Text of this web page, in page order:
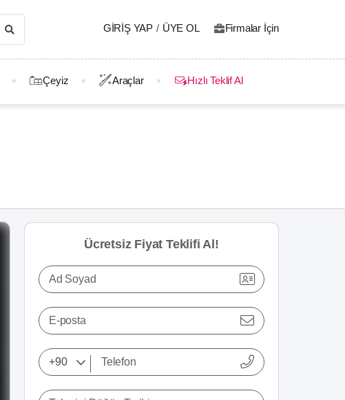
GIRIŞ YAP / ÜYE OL Firmalar İçin
Çeyiz Araçlar Hızlı Teklif Al
Ücretsiz Fiyat Teklifi Al!
Ad Soyad
E-posta